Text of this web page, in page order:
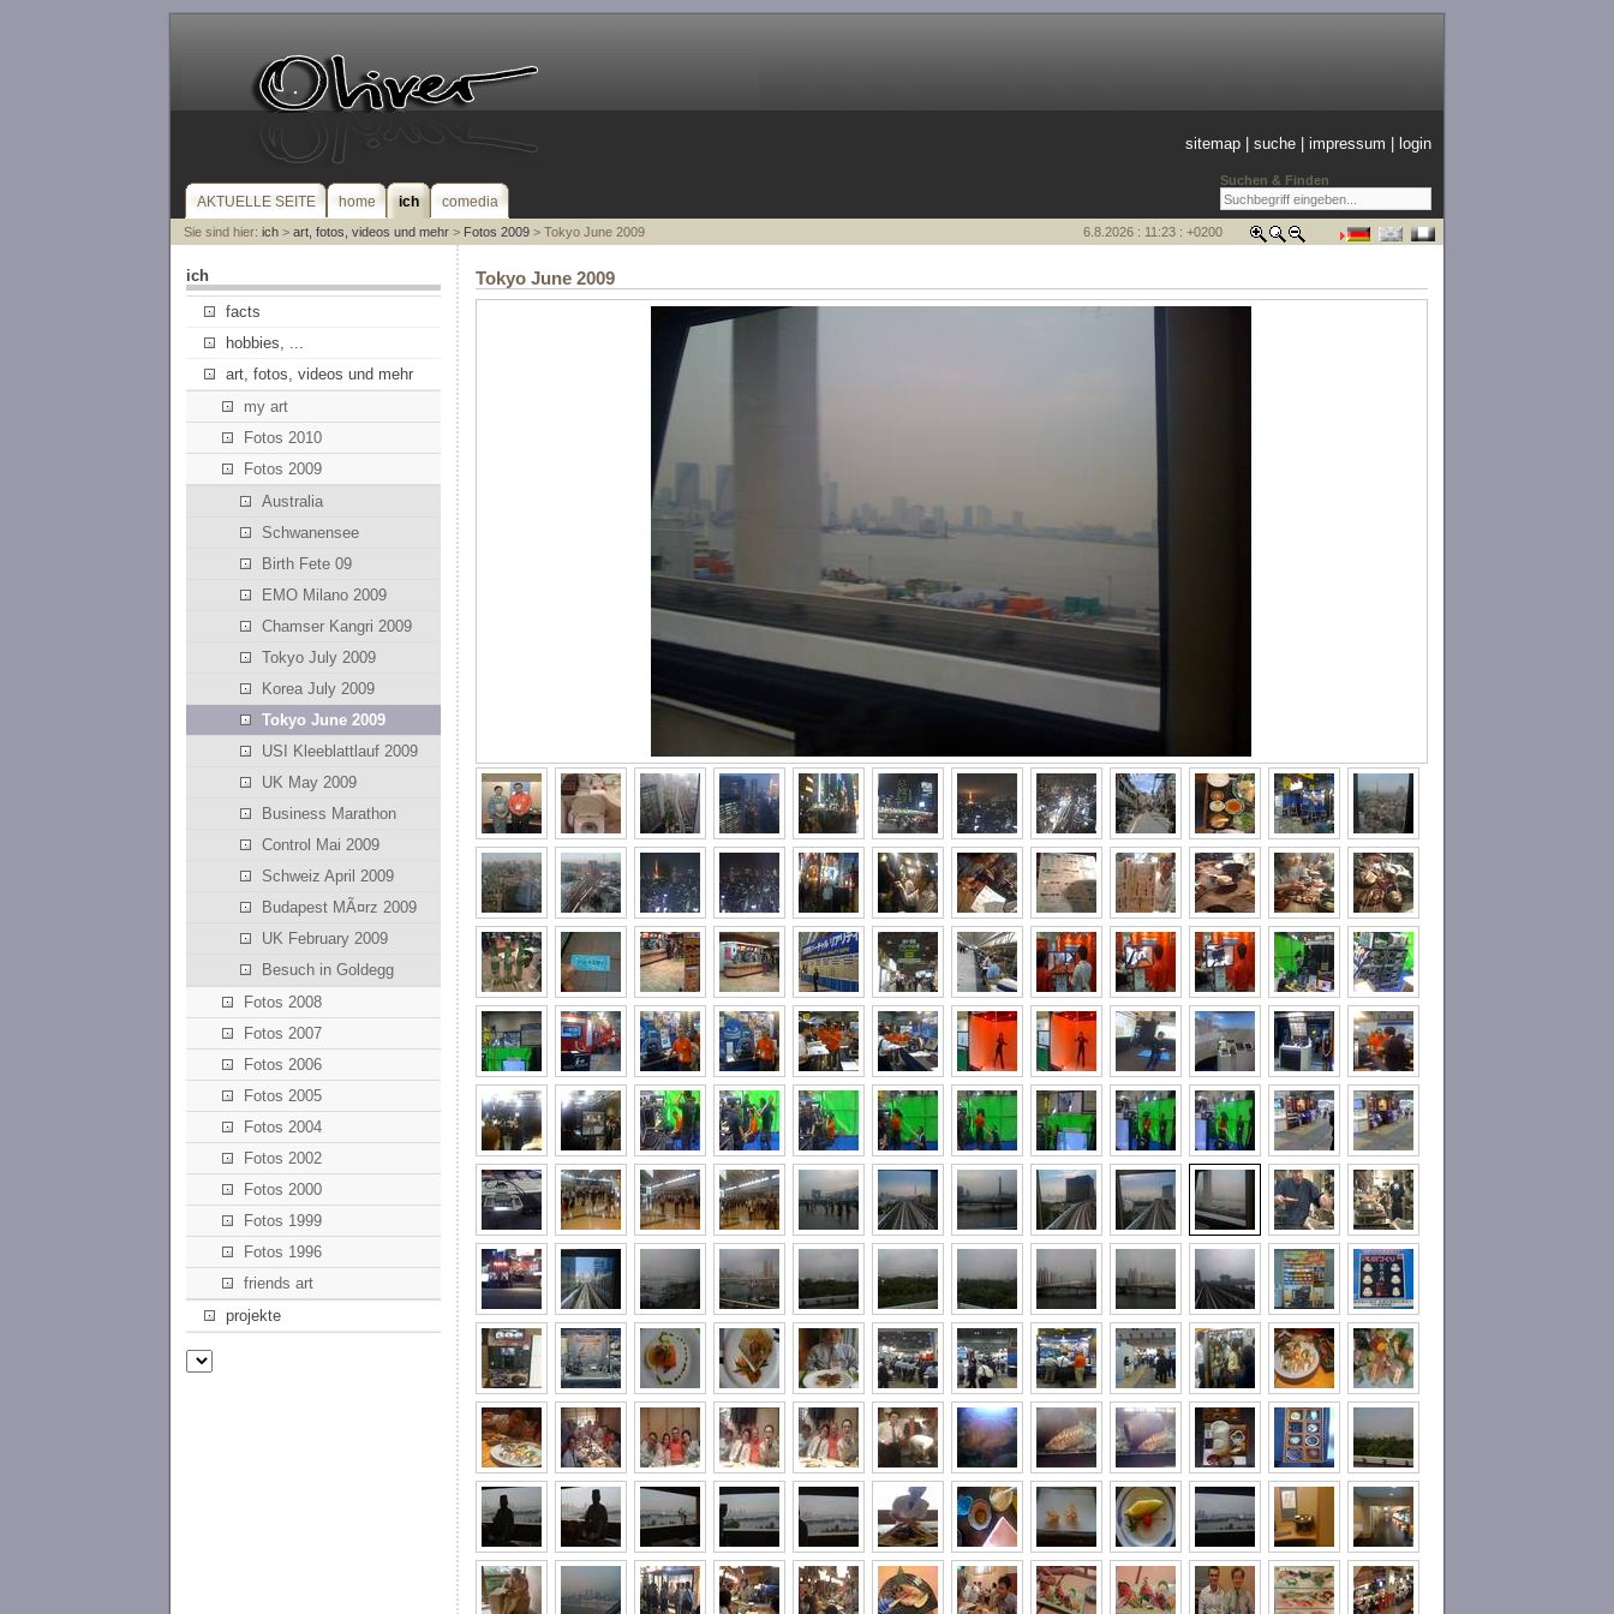
Suchen & Finden
sitemap |suche |impressum login
AKTUELLE SEITE home ich comedia
Sie sind hier: ich> art, fotos, videos und mehr> Fotos 2009> Tokyo June 2009 6.8.2026 : 11:23 : +0200
ich
facts
hobbies, ...
art, fotos, videos und mehr
my art
Fotos 2010
Fotos 2009
Australia
Schwanensee
Birth Fete 09
EMO Milano 2009
Chamser Kangri 2009
Tokyo July 2009
Korea July 2009
Tokyo June 2009
USI Kleeblattlauf 2009
UK May 2009
Business Marathon
Control Mai 2009
Schweiz April 2009
Budapest MÃ¤rz 2009
UK February 2009
Besuch in Goldegg
Fotos 2008
Fotos 2007
Fotos 2006
Fotos 2005
Fotos 2004
Fotos 2002
Fotos 2000
Fotos 1999
Fotos 1996
friends art
projekte
Tokyo June 2009